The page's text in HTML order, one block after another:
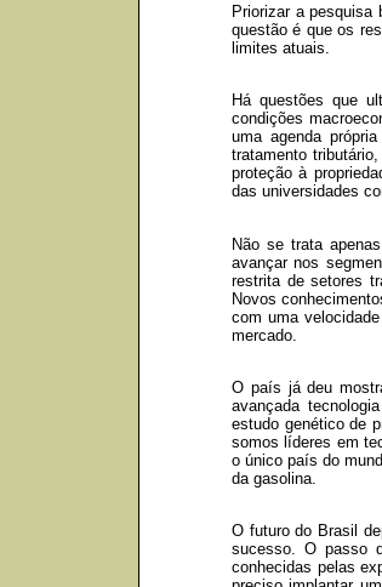
Priorizar a pesquisa
questão é que os
limites atuais.
Há questões que
condições
uma agenda
tratamento
proteção à
das universidades
Não se trata
avançar nos
restrita de setores
Novos
com uma
mercado.
O país já deu
avançada
estudo genético de
somos líderes em
o único país do
da gasolina.
O futuro do Brasil
sucesso. O passo
conhecidas pelas